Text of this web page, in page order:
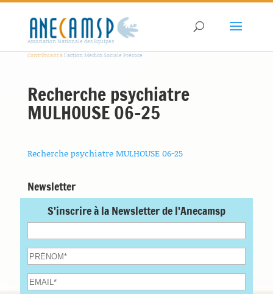
Association Nationale des Equipes
Contribuant àl'action Médico Sociale Précoce
Recherche psychiatre
MULHOUSE 06-25
Recherche psychiatre MULHOUSE 06-25
Newsletter
S'inscrire à la Newsletter de l'Anecamsp